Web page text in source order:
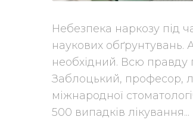
Небезпека наркозу під
наукових обґрунтувань.
необхідний. Всю правду
Заблоцький, професор,
міжнародної
500 випадків лікування...